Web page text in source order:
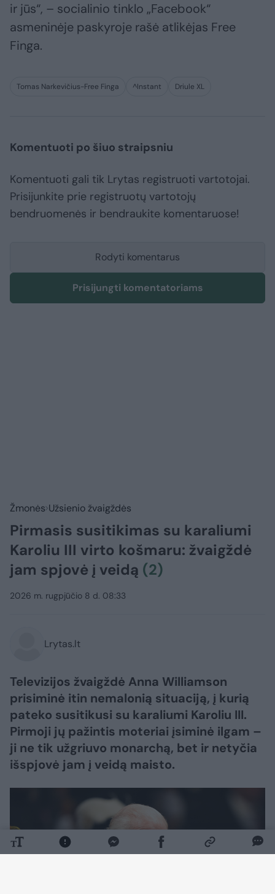
ir jūs“, – socialinio tinklo „Facebook“
asmeninėje paskyroje rašė atlikėjas Free
Finga.
Tomas Narkevičius-Free Finga ^Instant Driule XL
Komentuoti po šiuo straipsniu
Komentuoti gali tik Lrytas registruoti vartotojai.
Prisijunkite prie registruotų vartotojų
bendruomenės ir bendraukite komentaruose!
Rodyti komentarus
Prisijungti komentatoriams
Žmonės Užsienio žvaigždės
Pirmasis susitikimas su karaliumi
Karoliu III virto košmaru: žvaigždė
jam spjovė į veidą (2)
2026 m. rugpjūčio 8 d. 08:33
Lrytas.lt
Televizijos žvaigždė Anna Williamson
prisiminė itin nemalonią situaciją, į kurią
pateko susitikusi su karaliumi Karoliu III.
Pirmoji jų pažintis moteriai įsiminė ilgam –
ji ne tik užgriuvo monarchą, bet ir netyčia
išspjovė jam į veidą maisto.